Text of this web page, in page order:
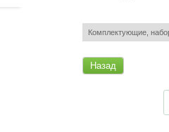
Комплектующие,
Назад